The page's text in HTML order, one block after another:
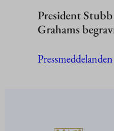
President
Grahams
Pressmeddelanden